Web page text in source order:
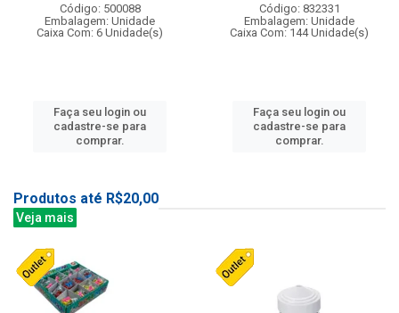
Código: 500088
Embalagem: Unidade
Caixa Com: 6 Unidade(s)
Faça seu login ou
cadastre-se para
comprar.
Código: 832331
Embalagem: Unidade
Caixa Com: 144 Unidade(s)
Faça seu login ou
cadastre-se para
comprar.
Produtos até R$20,00
Veja mais